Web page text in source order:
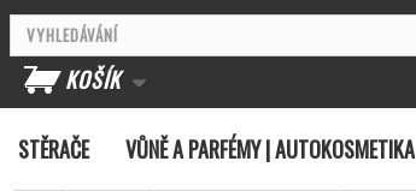
KOŠÍK
STĚRAČE VŮNĚ A PARFÉMY | AUTOKOSMETIKA